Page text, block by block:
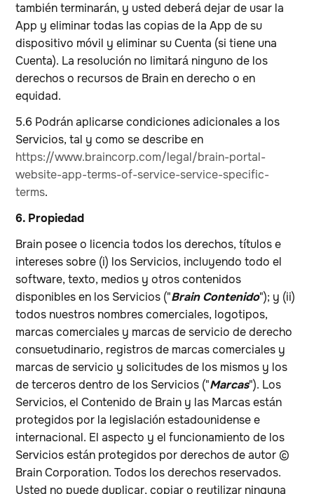
también terminarán, y usted deberá dejar de usar la
App y eliminar todas las copias de la App de su
dispositivo móvil y eliminar su Cuenta (si tiene una
Cuenta). La resolución no limitará ninguno de los
derechos o recursos de Brain en derecho o en
equidad.
5.6 Podrán aplicarse condiciones adicionales a los
Servicios, tal y como se describe en
https://www.braincorp.com/legal/brain-portal-
website-app-terms-of-service-service-specific-
terms.
6. Propiedad
Brain posee o licencia todos los derechos, títulos e
intereses sobre (i) los Servicios, incluyendo todo el
software, texto, medios y otros contenidos
disponibles en los Servicios ("Brain Contenido"); y (ii)
todos nuestros nombres comerciales, logotipos,
marcas comerciales y marcas de servicio de derecho
consuetudinario, registros de marcas comerciales y
marcas de servicio y solicitudes de los mismos y los
de terceros dentro de los Servicios ("Marcas"). Los
Servicios, el Contenido de Brain y las Marcas están
protegidos por la legislación estadounidense e
internacional. El aspecto y el funcionamiento de los
Servicios están protegidos por derechos de autor ©
Brain Corporation. Todos los derechos reservados.
Usted no puede duplicar, copiar o reutilizar ninguna